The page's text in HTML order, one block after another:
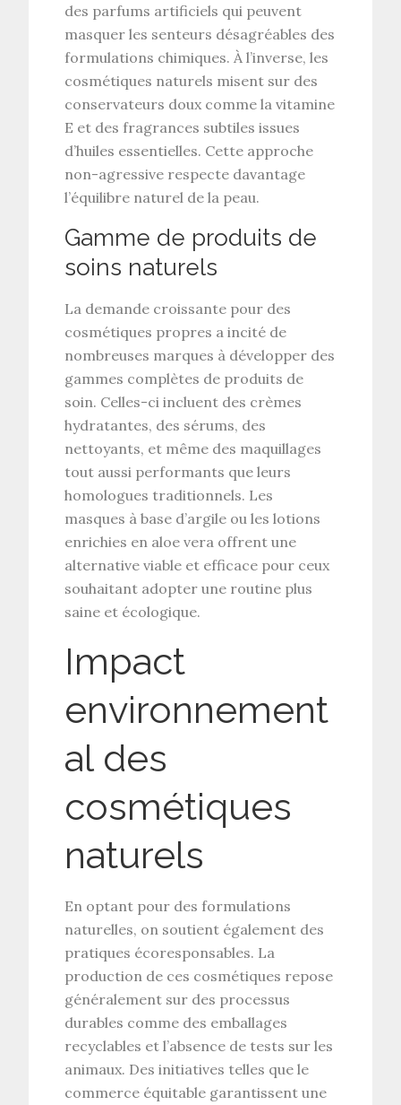
des parfums artificiels qui peuvent
masquer les senteurs désagréables des
formulations chimiques. À l’inverse, les
cosmétiques naturels misent sur des
conservateurs doux comme la vitamine
E et des fragrances subtiles issues
d’huiles essentielles. Cette approche
non-agressive respecte davantage
l’équilibre naturel de la peau.
Gamme de produits de
soins naturels
La demande croissante pour des
cosmétiques propres a incité de
nombreuses marques à développer des
gammes complètes de produits de
soin. Celles-ci incluent des crèmes
hydratantes, des sérums, des
nettoyants, et même des maquillages
tout aussi performants que leurs
homologues traditionnels. Les
masques à base d’argile ou leslotions
enrichies en aloe vera offrent une
alternative viable et efficace pour ceux
souhaitant adopter une routine plus
saine et écologique.
Impact
environnement
al des
cosmétiques
naturels
En optant pour desformulations
naturelles, on soutient également des
pratiques écoresponsables. La
production de ces cosmétiques repose
généralement sur des processus
durables comme des emballages
recyclables et l’absence de tests sur les
animaux. Des initiatives telles que le
commerce équitable garantissent une